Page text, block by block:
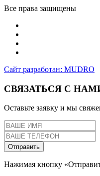
Все права защищены
Сайт разработан: MUDRO
СВЯЗАТЬСЯ С
Оставьте заявку и мы
Отправить
Нажимая кнопку